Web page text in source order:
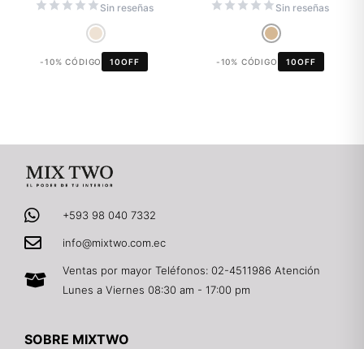
Sin reseñas
-10% CÓDIGO 10OFF
Sin reseñas
-10% CÓDIGO 10OFF
+593 98 040 7332
info@mixtwo.com.ec
Ventas por mayor Teléfonos: 02-4511986 Atención
Lunes a Viernes 08:30 am - 17:00 pm
SOBRE MIXTWO